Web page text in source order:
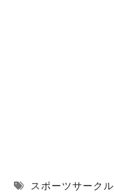
スポーツサークル